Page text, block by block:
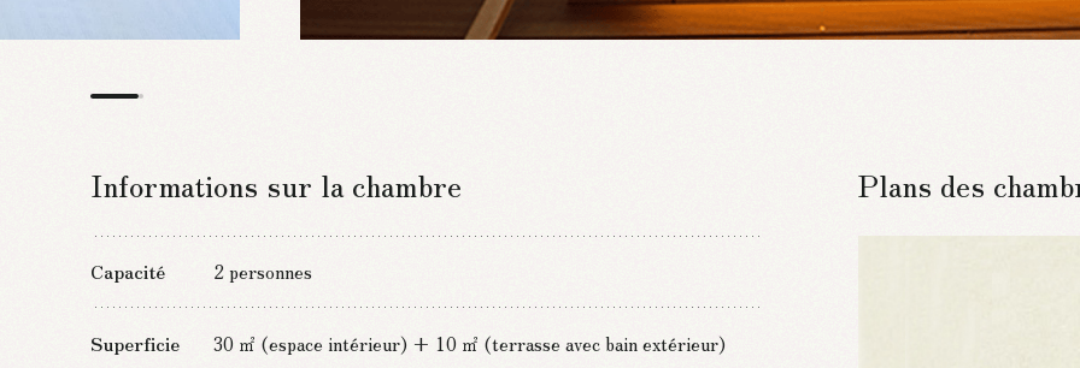
Informations sur la chambre
Capacité 2 personnes
Superficie 30 ㎡ (espace intérieur) + 10 ㎡ (terrasse avec bain extérieur)
Plans des